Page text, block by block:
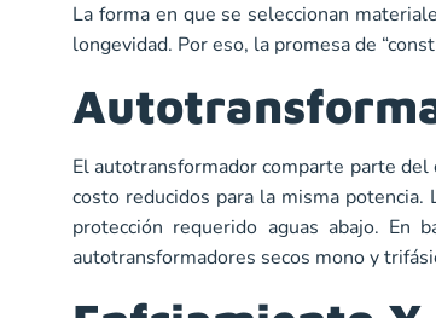
La forma en que se seleccionan
longevidad. Por eso, la promesa de
El autotransformador comparte parte
costo reducidos para la misma
protección requerido aguas abajo.
autotransformadores secos mono y